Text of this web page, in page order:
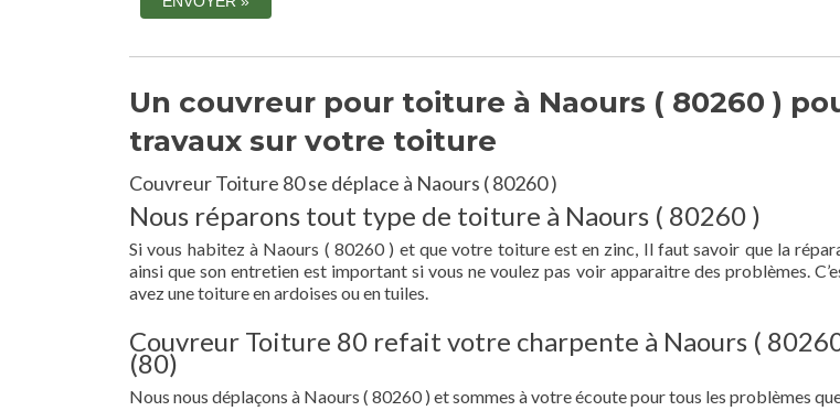
Un couvreur pour toiture à Naours ( 80260 )
travaux sur votre toiture
Couvreur Toiture 80 se déplace à Naours ( 80260 )
Nous réparons tout type de toiture à Naours ( 80260 )
Si vous habitez à Naours ( 80260 ) et que votre toiture est en zinc, Il faut savoir que la
ainsi que son entretien est important si vous ne voulez pas voir apparaitre des problèmes.
avez une toiture en ardoises ou en tuiles.
Couvreur Toiture 80 refait votre charpente à Naours ( 80260
(80)
Nous nous déplaçons à Naours ( 80260 ) et sommes à votre écoute pour tous les problèmes